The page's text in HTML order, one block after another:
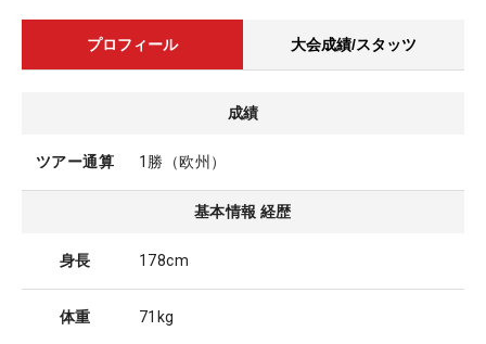
プロフィール 大会成績/スタッツ
成績
ツアー通算 1勝（欧州）
基本情報 経歴
身長 178cm
体重 71kg